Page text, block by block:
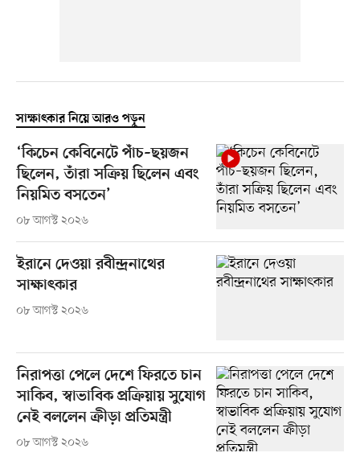
সাক্ষাৎকার নিয়ে আরও পড়ুন
‘কিচেন কেবিনেটে পাঁচ–ছয়জন
ছিলেন, তাঁরা সক্রিয় ছিলেন এবং
নিয়মিত বসতেন’
০৮ আগস্ট ২০২৬
ইরানে দেওয়া রবীন্দ্রনাথের
সাক্ষাৎকার
০৮ আগস্ট ২০২৬
নিরাপত্তা পেলে দেশে ফিরতে চান
সাকিব, স্বাভাবিক প্রক্রিয়ায় সুযোগ
নেই বললেন ক্রীড়া প্রতিমন্ত্রী
০৮ আগস্ট ২০২৬